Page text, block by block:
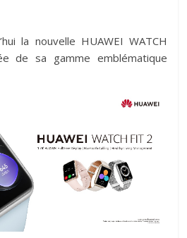
la nouvelle HUAWEI WATCH
de sa gamme emblématique